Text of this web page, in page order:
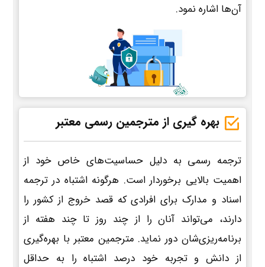
آن‌ها اشاره نمود.
بهره گیری از مترجمین رسمی معتبر
ترجمه رسمی به دلیل حساسیت‌های خاص خود از
اهمیت بالایی برخوردار است. هرگونه اشتباه در ترجمه
اسناد و مدارک برای افرادی که قصد خروج از کشور را
دارند، می‌تواند آنان را از چند روز تا چند هفته از
برنامه‌ریزی‌شان دور نماید. مترجمین معتبر با بهره‌گیری
از دانش و تجربه خود درصد اشتباه را به حداقل